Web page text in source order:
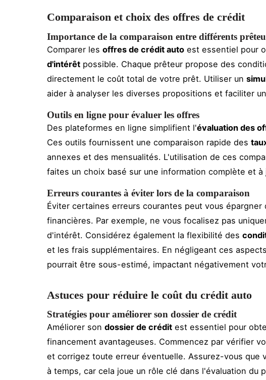
Comparaison et choix des offres de crédit
Importance de la comparaison entre différents
Comparer les offres de crédit auto est essentiel pour
d'intérêt possible. Chaque prêteur propose des
directement le coût total de votre prêt. Utiliser un
aider à analyser les diverses propositions et faciliter
Outils en ligne pour évaluer les offres
Des plateformes en ligne simplifient l'évaluation des
Ces outils fournissent une comparaison rapide des
annexes et des mensualités. L'utilisation de ces
faites un choix basé sur une information complète et à
Erreurs courantes à éviter lors de la comparaison
Éviter certaines erreurs courantes peut vous épargner
financières. Par exemple, ne vous focalisez pas
d'intérêt. Considérez également la flexibilité des
et les frais supplémentaires. En négligeant ces
pourrait être sous-estimé, impactant négativement
Astuces pour réduire le coût du crédit auto
Stratégies pour améliorer son dossier de crédit
Améliorer son dossier de crédit est essentiel pour
financement avantageuses. Commencez par vérifier
et corrigez toute erreur éventuelle. Assurez-vous que
à temps, car cela joue un rôle clé dans l'évaluation du